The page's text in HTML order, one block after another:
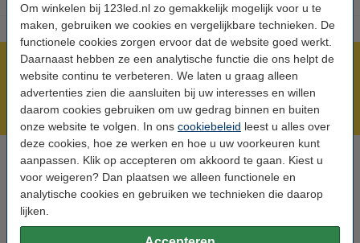
Om winkelen bij 123led.nl zo gemakkelijk mogelijk voor u te
maken, gebruiken we cookies en vergelijkbare technieken. De
functionele cookies zorgen ervoor dat de website goed werkt.
Daarnaast hebben ze een analytische functie die ons helpt de
website continu te verbeteren. We laten u graag alleen
advertenties zien die aansluiten bij uw interesses en willen
daarom cookies gebruiken om uw gedrag binnen en buiten
onze website te volgen. In ons cookiebeleid leest u alles over
deze cookies, hoe ze werken en hoe u uw voorkeuren kunt
aanpassen. Klik op accepteren om akkoord te gaan. Kiest u
voor weigeren? Dan plaatsen we alleen functionele en
analytische cookies en gebruiken we technieken die daarop
lijken.
Meer dan 5 miljoen klanten!
Voor 23.59 uur besteld, morgen in huis!
Laagsteprijsgarantie!
Hulp nodig? Bel ons op 0294-787124
Op werkdagen van 9.00 tot 17.30 uur
Led-lampen